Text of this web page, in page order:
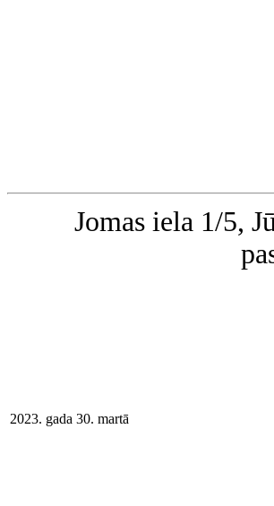
Jomas iela 1/5,
2023. gada 30. martā